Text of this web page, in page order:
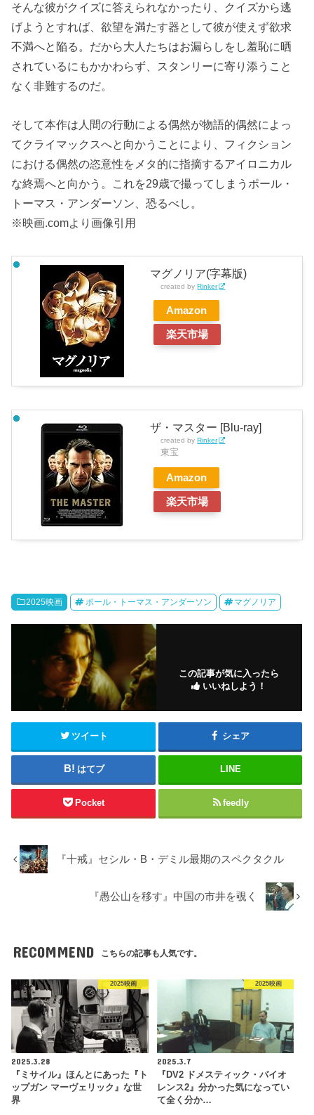
そんな彼がクイズに答えられなかったり、クイズから逃
げようとすれば、欲望を満たす器として彼が使えず欲求
不満へと陥る。だから大人たちはお漏らしをし羞恥に晒
されているにもかかわらず、スタンリーに寄り添うこと
なく非難するのだ。
そして本作は人間の行動による偶然が物語的偶然によっ
てクライマックスへと向かうことにより、フィクション
における偶然の恣意性をメタ的に指摘するアイロニカル
な終焉へと向かう。これを29歳で撮ってしまうポール・
トーマス・アンダーソン、恐るべし。
※映画.comより画像引用
マグノリア(字幕版)
created byRinker
Amazon
楽天市場
ザ・マスター [Blu-ray]
created byRinker
東宝
Amazon
楽天市場
2025映画 ポール・トーマス・アンダーソン マグノリア
この記事が気に入ったら
いいねしよう！
ツイート シェア
はてブ LINE
Pocket feedly
『十戒』セシル・B・デミル最期のスペクタクル
『愚公山を移す』中国の市井を覗く
RECOMMEND こちらの記事も人気です。
2025映画
2025.3.28
『ミサイル』ほんとにあった『ト
ップガン マーヴェリック』な世
界
2025映画
2025.3.7
『DV2 ドメスティック・バイオ
レンス2』分かった気になってい
て全く分か…